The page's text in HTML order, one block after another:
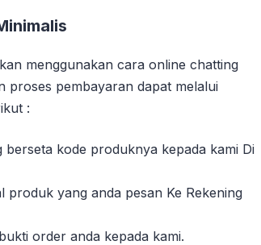
menggunakan cara online chatting
proses pembayaran dapat melalui
:
kode produknya kepada kami Di
yang anda pesan Ke Rekening
order anda kepada kami.